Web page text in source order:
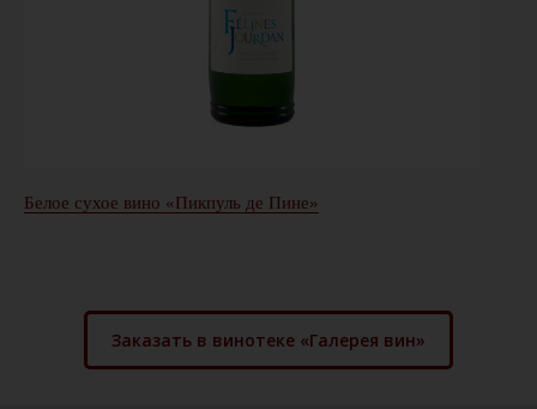
Белое сухое вино «Пикпуль де Пине»
Заказать в винотеке «Галерея вин»